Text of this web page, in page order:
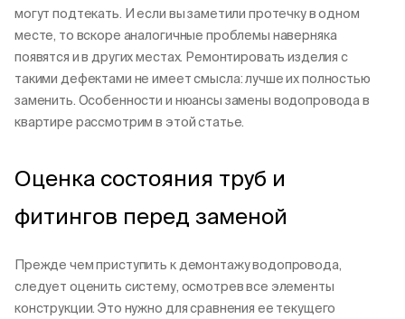
могут подтекать. И если вы заметили протечку в одном
месте, то вскоре аналогичные проблемы наверняка
появятся и в других местах. Ремонтировать изделия с
такими дефектами не имеет смысла: лучше их полностью
заменить. Особенности и нюансы замены водопровода в
квартире рассмотрим в этой статье.
Оценка состояния труб и
фитингов перед заменой
Прежде чем приступить к демонтажу водопровода,
следует оценить систему, осмотрев все элементы
конструкции. Это нужно для сравнения ее текущего